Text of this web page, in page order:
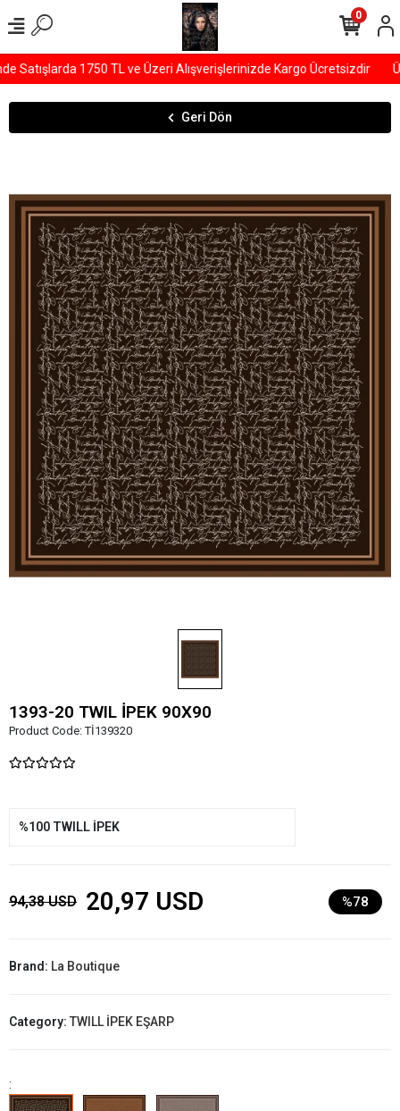
1750 TL ve Üzeri Alışverişlerinizde Kargo Ücretsizdir
0
Geri Dön
1393-20 TWIL İPEK 90X90
Product Code:Tİ139320
%100 TWILL İPEK
94,38 USD 20,97 USD %78
Brand: La Boutique
Category: TWILL İPEK EŞARP
: